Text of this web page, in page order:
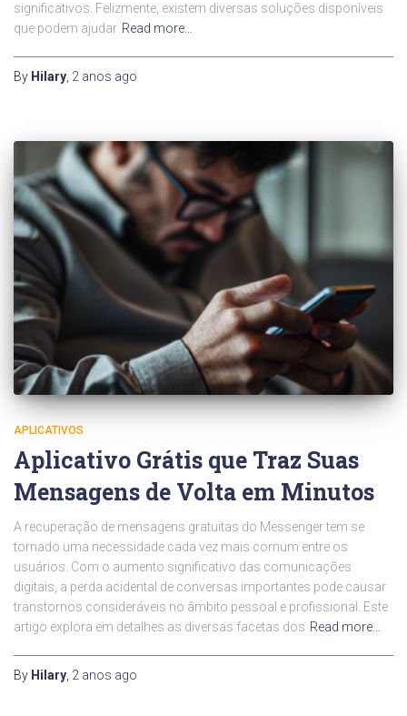
significativos. Felizmente, existem diversas soluções disponíveis
que podem ajudar Read more…
By Hilary, 2 anos ago
APLICATIVOS
Aplicativo Grátis que Traz Suas
Mensagens de Volta em Minutos
A recuperação de mensagens gratuitas do Messenger tem se
tornado uma necessidade cada vez mais comum entre os
usuários. Com o aumento significativo das comunicações
digitais, a perda acidental de conversas importantes pode causar
transtornos consideráveis no âmbito pessoal e profissional. Este
artigo explora em detalhes as diversas facetas dos Read more…
By Hilary 2 anos ago